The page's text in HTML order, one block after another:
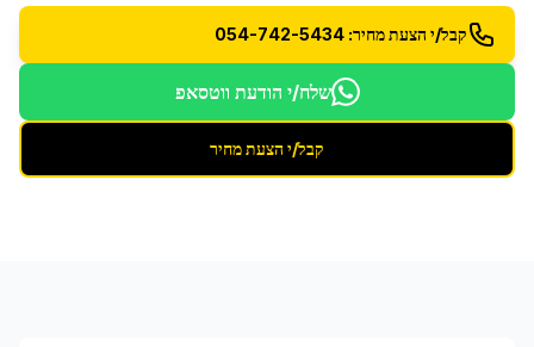
קבל/י הצעת מחיר: 054-742-5434
שלח/י הודעת ווטסאפ
קבל/י הצעת מחיר